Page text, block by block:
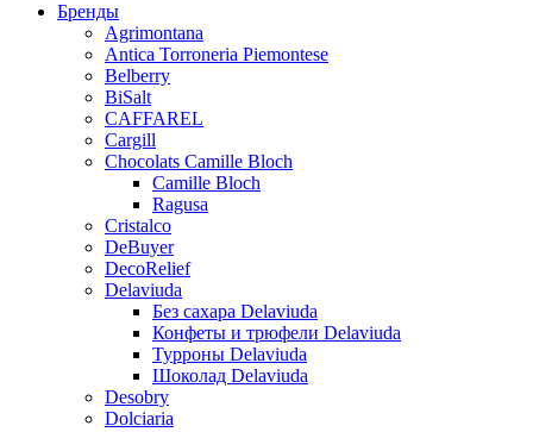
Бренды
Agrimontana
Antica Torroneria Piemontese
Belberry
BiSalt
CAFFAREL
Cargill
Chocolats Camille Bloch
Camille Bloch
Ragusa
Cristalco
DeBuyer
DecoRelief
Delaviuda
Без сахара Delaviuda
Конфеты и трюфели Delaviuda
Турроны Delaviuda
Шоколад Delaviuda
Desobry
Dolciaria